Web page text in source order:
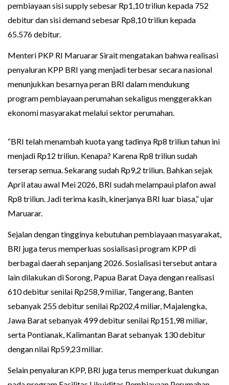
pembiayaan sisi supply sebesar Rp1,10 triliun kepada 752
debitur dan sisi demand sebesar Rp8,10 triliun kepada
65.576 debitur.
Menteri PKP RI Maruarar Sirait mengatakan bahwa realisasi
penyaluran KPP BRI yang menjadi terbesar secara nasional
menunjukkan besarnya peran BRI dalam mendukung
program pembiayaan perumahan sekaligus menggerakkan
ekonomi masyarakat melalui sektor perumahan.
“BRI telah menambah kuota yang tadinya Rp8 triliun tahun ini
menjadi Rp12 triliun. Kenapa? Karena Rp8 triliun sudah
terserap semua. Sekarang sudah Rp9,2 triliun. Bahkan sejak
April atau awal Mei 2026, BRI sudah melampaui plafon awal
Rp8 triliun. Jadi terima kasih, kinerjanya BRI luar biasa,” ujar
Maruarar.
Sejalan dengan tingginya kebutuhan pembiayaan masyarakat,
BRI juga terus memperluas sosialisasi program KPP di
berbagai daerah sepanjang 2026. Sosialisasi tersebut antara
lain dilakukan di Sorong, Papua Barat Daya dengan realisasi
610 debitur senilai Rp258,9 miliar, Tangerang, Banten
sebanyak 255 debitur senilai Rp202,4 miliar, Majalengka,
Jawa Barat sebanyak 499 debitur senilai Rp151,98 miliar,
serta Pontianak, Kalimantan Barat sebanyak 130 debitur
dengan nilai Rp59,23 miliar.
Selain penyaluran KPP, BRI juga terus memperkuat dukungan